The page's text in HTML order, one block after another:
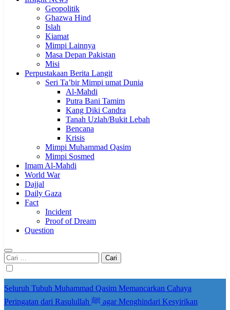
Geopolitik
Ghazwa Hind
Islah
Kiamat
Mimpi Lainnya
Masa Depan Pakistan
Misi
Perpustakaan Berita Langit
Seri Ta’bir Mimpi umat Dunia
Al-Mahdi
Putra Bani Tamim
Kang Diki Candra
Tanah Uzlah/Bukit Lebah
Bencana
Krisis
Mimpi Muhammad Qasim
Mimpi Sosmed
Imam Al-Mahdi
World War
Dajjal
Daily Gaza
Fact
Incident
Proof of Dream
Question
Cari
untuk:
Seluruh Tubuh Muhammad Qasim Memancarkan Cahaya
Peringatan dari Rasulullah ﷺ agar Menghindari Kesyirikan